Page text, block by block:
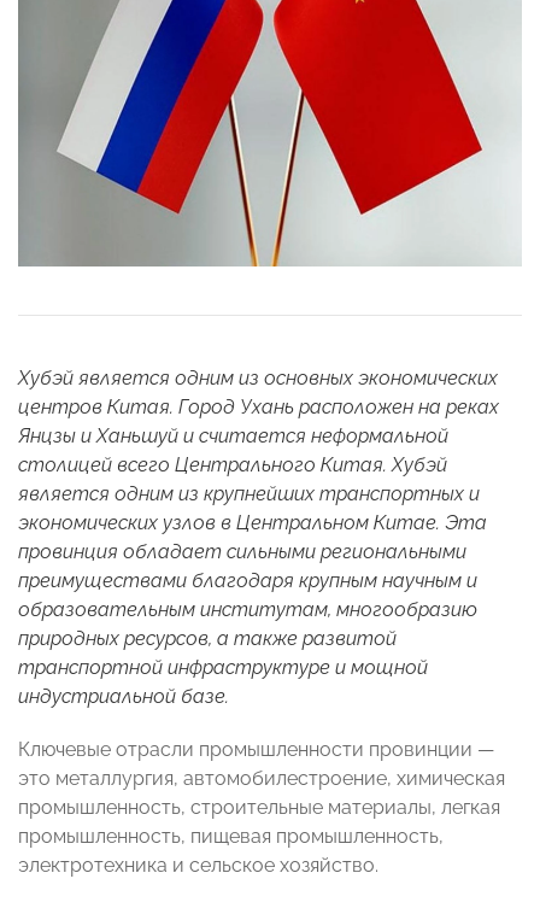
Хубэй является одним из основных экономических
центров Китая. Город Ухань расположен на реках
Янцзы и Ханьшуй и считается неформальной
столицей всего Центрального Китая. Хубэй
является одним из крупнейших транспортных и
экономических узлов в Центральном Китае. Эта
провинция обладает сильными региональными
преимуществами благодаря крупным научным и
образовательным институтам, многообразию
природных ресурсов, а также развитой
транспортной инфраструктуре и мощной
индустриальной базе.
Ключевые отрасли промышленности провинции —
это металлургия, автомобилестроение, химическая
промышленность, строительные материалы, легкая
промышленность, пищевая промышленность,
электротехника и сельское хозяйство.